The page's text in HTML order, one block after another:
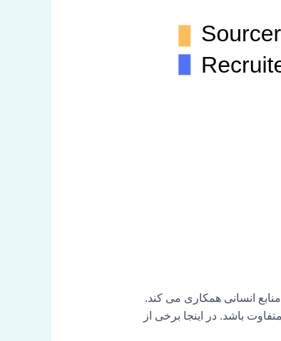
انسانی همکاری می کند.
باشد. در اینجا برخی از